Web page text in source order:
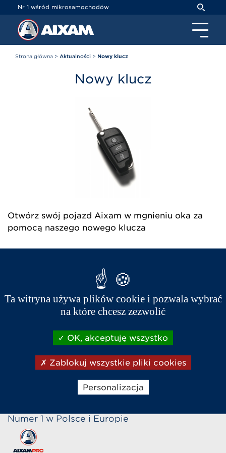
Nr 1 wśród mikrosamochodów
Strona główna > Aktualności > Nowy klucz
Nowy klucz
Otwórz swój pojazd Aixam w mgnieniu oka za
pomocą naszego nowego klucza
Numer 1 w Polsce i Europie
Panel zarządzania plikami cookies
Ta witryna używa plików cookie i pozwala wybrać
na które chcesz zezwolić
OK, akceptuję wszystko
Zablokuj wszystkie pliki cookies
Personalizacja